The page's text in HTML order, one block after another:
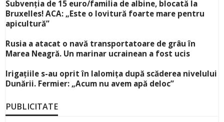
Subvenția de 15 euro/familia de albine, blocată la
Bruxelles! ACA: „Este o lovitură foarte mare pentru
apicultură”
Rusia a atacat o navă transportatoare de grâu în
Marea Neagră. Un marinar ucrainean a fost ucis
Irigațiile s-au oprit în Ialomița după scăderea nivelului
Dunării. Fermier: „Acum nu avem apă deloc”
PUBLICITATE